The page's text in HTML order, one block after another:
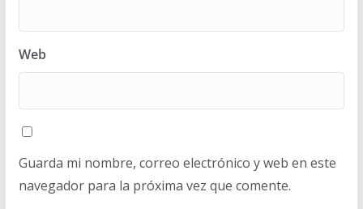
Web
Guarda mi nombre, correo electrónico y web en este
navegador para la próxima vez que comente.